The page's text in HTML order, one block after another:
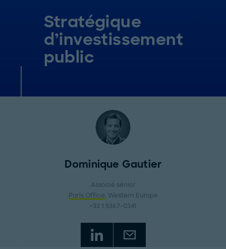
Stratégique
d’investissement
public
Dominique Gautier
Associé sénior
Paris Office, Western Europe
+33 1 5367-0341